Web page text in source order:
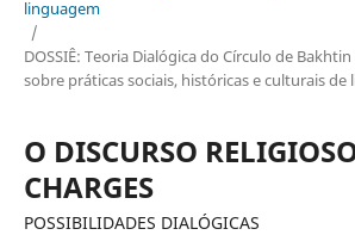
linguagem
/
DOSSIÊ: Teoria Dialógica do Círculo de
sobre práticas sociais, históricas e culturais de
O DISCURSO
CHARGES
POSSIBILIDADES DIALÓGICAS